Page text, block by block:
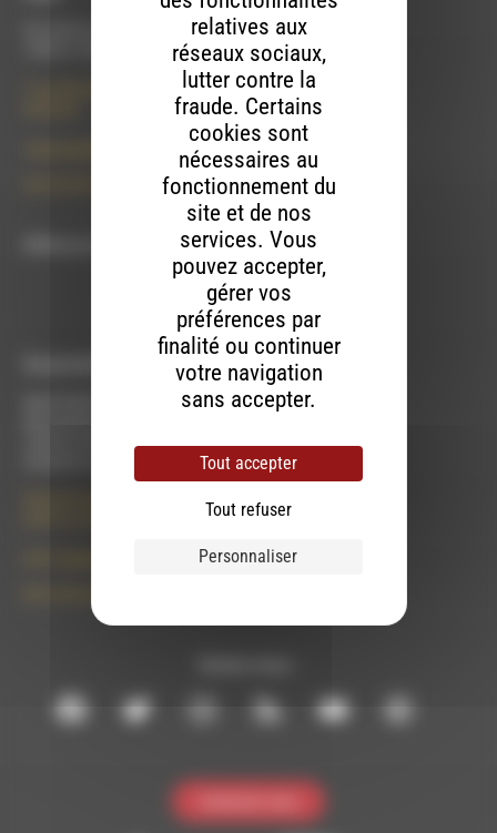
10h00 à 12h00 et 13h30 à 17h00
Jeudi de 9h30 à 17h30
relatives aux
réseaux sociaux,
lutter contre la
fraude. Certains
cookies sont
nécessaires au
fonctionnement du
site et de nos
services. Vous
pouvez accepter,
gérer vos
préférences par
finalité ou continuer
votre navigation
sans accepter.
Tout accepter
Tout refuser
Personnaliser